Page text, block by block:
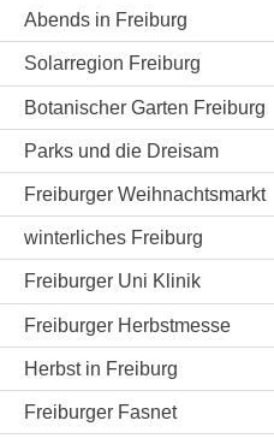
Abends in Freiburg
Solarregion Freiburg
Botanischer Garten Freiburg
Parks und die Dreisam
Freiburger Weihnachtsmarkt
winterliches Freiburg
Freiburger Uni Klinik
Freiburger Herbstmesse
Herbst in Freiburg
Freiburger Fasnet